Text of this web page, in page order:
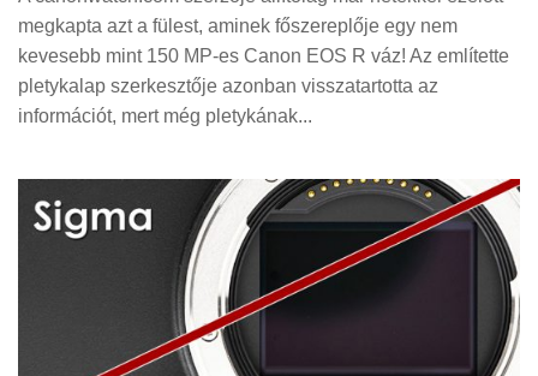
megkapta azt a fülest, aminek főszereplője egy nem
kevesebb mint 150 MP-es Canon EOS R váz! Az említette
pletykalap szerkesztője azonban visszatartotta az
információt, mert még pletykának...